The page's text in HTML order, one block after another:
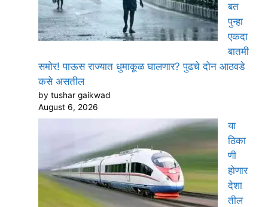
बत
पुन्हा
एकदा
बातमी
समोर! पाऊस राज्यात धुमाकूळ घालणार? पुढचे दोन आठवडे
कसे असतील
by tushar gaikwad
August 6, 2026
या
ठिका
णी
होणार
देशा
तील